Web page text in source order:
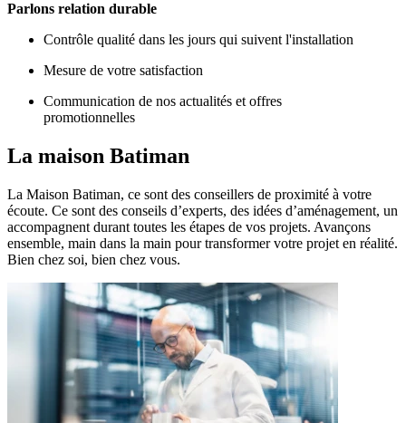
Parlons relation durable
Contrôle qualité dans les jours qui suivent l'installation
Mesure de votre satisfaction
Communication de nos actualités et offres
promotionnelles
La maison Batiman
La Maison Batiman, ce sont des conseillers de proximité à votre
écoute. Ce sont des conseils d’experts, des idées d’aménagement, un
accompagnent durant toutes les étapes de vos projets. Avançons
ensemble, main dans la main pour transformer votre projet en réalité.
Bien chez soi, bien chez vous.